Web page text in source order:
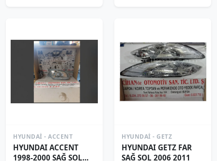
HYUNDAI - ACCENT
HYUNDAI ACCENT
1998-2000 SAĞ SOL
HYUNDAI - GETZ
HYUNDAI GETZ FAR
SAĞ SOL 2006 2011